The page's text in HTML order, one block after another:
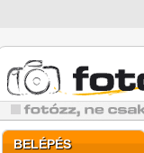
BELÉPÉS